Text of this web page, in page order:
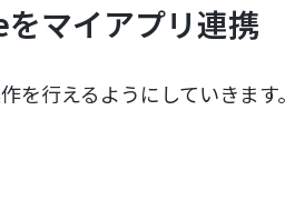
マイアプリ連携
を行えるようにしていきます。